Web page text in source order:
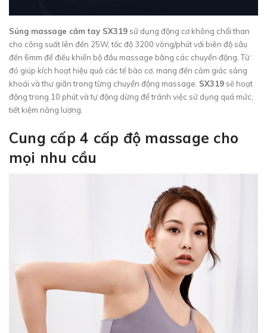
Súng massage cầm tay SX319 sử dụng động cơ không chổi than
cho công suất lên đến 25W, tốc độ 3200 vòng/phút với biên độ sâu
đến 6mm để điều khiển bộ đầu massage bằng các chuyển động. Từ
đó giúp kích hoạt hiệu quả các tế bào cơ, mang đến cảm giác sảng
khoái và thư giãn trong từng chuyển động massage. SX319 sẽ hoạt
động trong 10 phút và tự động dừng để tránh việc sử dụng quá mức,
tiết kiệm năng lượng.
Cung cấp 4 cấp độ massage cho
mọi nhu cầu